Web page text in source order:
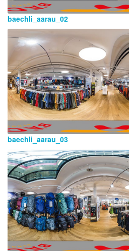
baechli_aarau_02
baechli_aarau_03